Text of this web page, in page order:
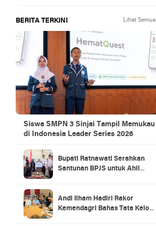
BERITA TERKINI Lihat Semua
Siswa SMPN 3 Sinjai Tampil Memukau
di Indonesia Leader Series 2026
Bupati Ratnawati Serahkan
Santunan BPJS untuk Ahli
Andi Ilham Hadiri Rakor
Kemendagri Bahas Tata Kelola